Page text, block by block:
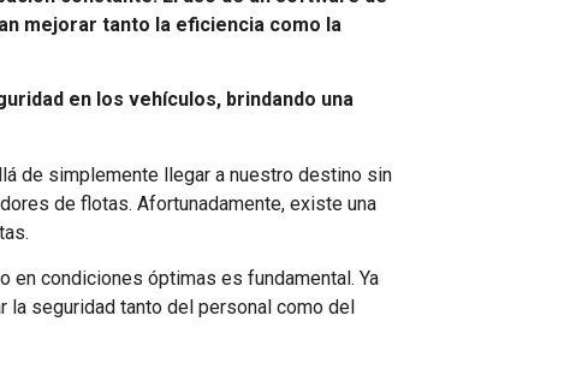
mejorar tanto la eficiencia como la
en los vehículos, brindando una
de simplemente llegar a nuestro destino sin
de flotas. Afortunadamente, existe una
en condiciones óptimas es fundamental. Ya
seguridad tanto del personal como del